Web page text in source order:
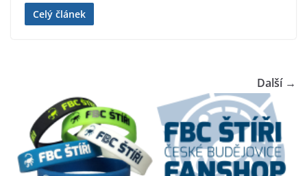
Celý článek
Další →